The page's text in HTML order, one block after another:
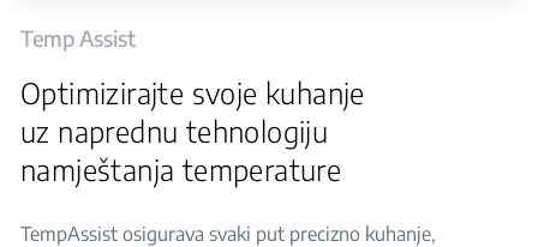
Temp Assist
Optimizirajte svoje kuhanje
uz naprednu tehnologiju
namještanja temperature
TempAssist osigurava svaki put precizno kuhanje,